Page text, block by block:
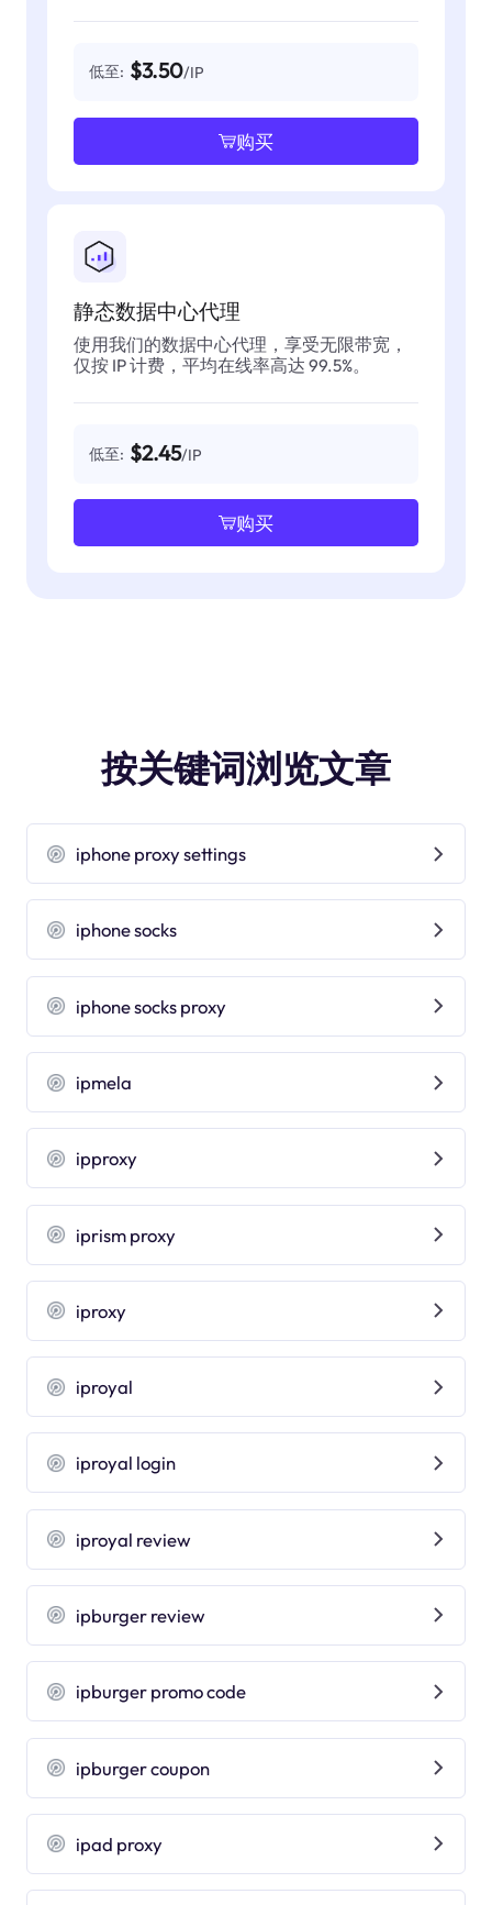
低至: $3.50/IP
购买
静态数据中心代理
使用我们的数据中心代理，享受无限带宽，
仅按 IP 计费，平均在线率高达 99.5%。
低至: $2.45/IP
购买
按关键词浏览文章
iphone proxy settings
iphone socks
iphone socks proxy
ipmela
ipproxy
iprism proxy
iproxy
iproyal
iproyal login
iproyal review
ipburger review
ipburger promo code
ipburger coupon
ipad proxy